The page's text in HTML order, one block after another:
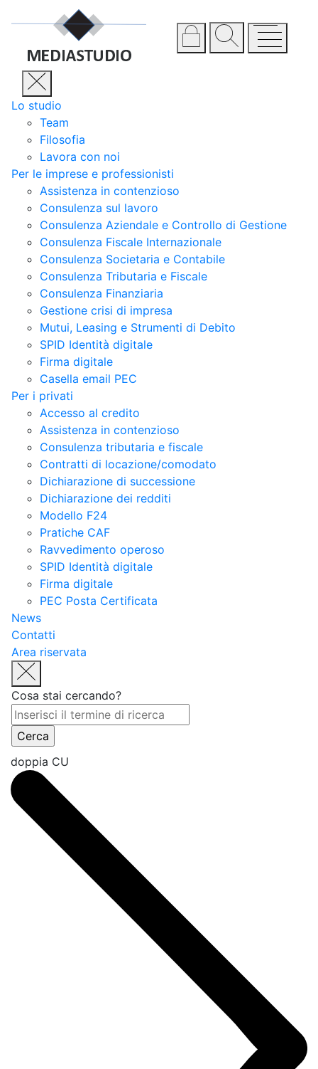
Lo studio
Team
Filosofia
Lavora con noi
Per le imprese e professionisti
Assistenza in contenzioso
Consulenza sul lavoro
Consulenza Aziendale e Controllo di Gestione
Consulenza Fiscale Internazionale
Consulenza Societaria e Contabile
Consulenza Tributaria e Fiscale
Consulenza Finanziaria
Gestione crisi di impresa
Mutui, Leasing e Strumenti di Debito
SPID Identità digitale
Firma digitale
Casella email PEC
Per i privati
Accesso al credito
Assistenza in contenzioso
Consulenza tributaria e fiscale
Contratti di locazione/comodato
Dichiarazione di successione
Dichiarazione dei redditi
Modello F24
Pratiche CAF
Ravvedimento operoso
SPID Identità digitale
Firma digitale
PEC Posta Certificata
News
Contatti
Area riservata
Cosa stai cercando?
doppia CU